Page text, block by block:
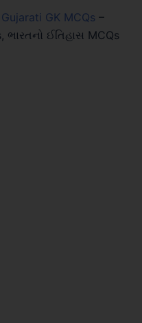
Gujarati GK MCQs –
ઈતિહાસ MCQs